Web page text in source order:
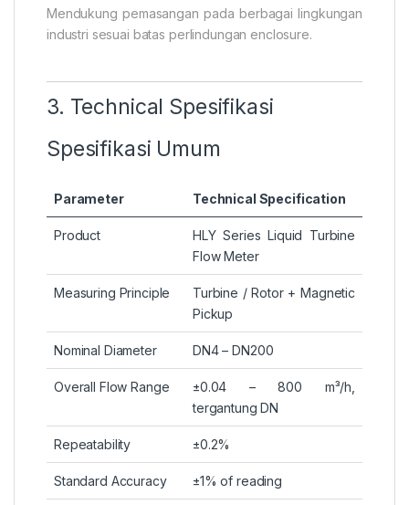
Mendukung pemasangan pada berbagai lingkungan
industri sesuai batas perlindungan enclosure.
3. Technical Spesifikasi
Spesifikasi Umum
Parameter Technical Specification
Product
HLY Series Liquid Turbine
Flow Meter
Measuring Principle
Turbine / Rotor + Magnetic
Pickup
Nominal Diameter DN4 – DN200
Overall Flow Range
±0.04 – 800 m³/h,
tergantung DN
Repeatability ±0.2%
Standard Accuracy ±1% of reading